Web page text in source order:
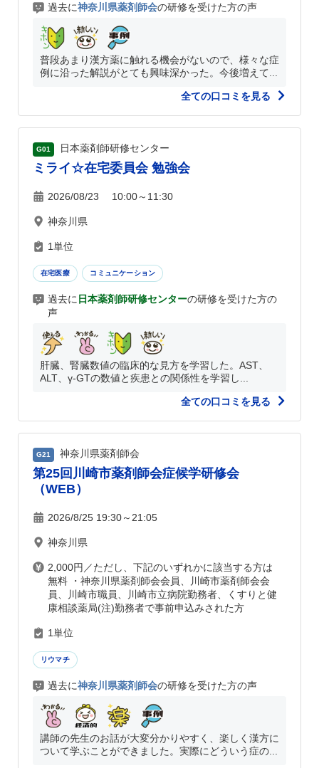
過去に神奈川県薬剤師会の研修を受けた方の声
普段あまり漢方薬に触れる機会がないので、様々な症
例に沿った解説がとても興味深かった。今後増えて...
全ての口コミを見る
G01 日本薬剤師研修センター
ミライ☆在宅委員会 勉強会
2026/08/23 10:00～11:30
神奈川県
1単位
在宅医療 コミュニケーション
過去に 日本薬剤師研修センターの研修を受けた方の
声
肝臓、腎臓数値の臨床的な見方を学習した。AST、
ALT、γ-GTの数値と疾患との関係性を学習し...
全ての口コミを見る
G21 神奈川県薬剤師会
第25回川崎市薬剤師会症候学研修会
（WEB）
2026/8/25 19:30～21:05
神奈川県
2,000円／ただし、下記のいずれかに該当する方は
無料 ・神奈川県薬剤師会会員、川崎市薬剤師会会
員、川崎市職員、川崎市立病院勤務者、くすりと健
康相談薬局(注)勤務者で事前申込みされた方
1単位
リウマチ
過去に神奈川県薬剤師会の研修を受けた方の声
講師の先生のお話が大変分かりやすく、楽しく漢方に
ついて学ぶことができました。実際にどういう症の...